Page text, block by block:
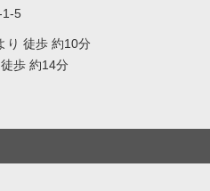
1-5
り 徒歩 約10分
歩 約14分